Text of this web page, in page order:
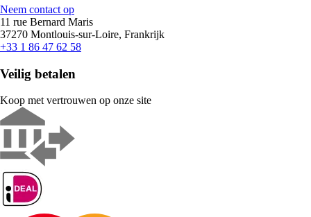
Neem contact op
11 rue Bernard Maris
37270 Montlouis-sur-Loire, Frankrijk
+33 1 86 47 62 58
Veilig betalen
Koop met vertrouwen op onze site